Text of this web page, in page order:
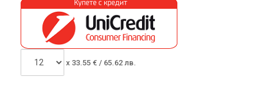
x 33.55 € / 65.62 лв.